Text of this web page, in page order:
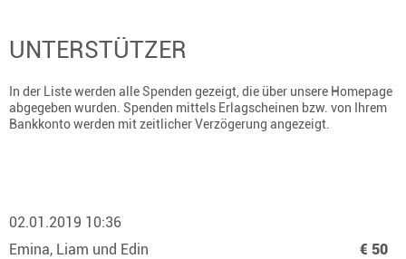
UNTERSTÜTZER
In der Liste werden alle Spenden gezeigt, die über unsere Homepage
abgegeben wurden. Spenden mittels Erlagscheinen bzw. von Ihrem
Bankkonto werden mit zeitlicher Verzögerung angezeigt.
02.01.2019 10:36
Emina, Liam und Edin
€ 50